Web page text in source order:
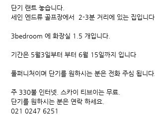
단기 랜트 놓습니다.
세인 엔드류 골프장에서 2-3분 거리에 있는 집입니다.
3bedroom 에 화장실 1.5 개입니다.
기간은 5월3일부터 부터 6월 15일까지 입니다
풀퍼니처이며 단기를 원하시는 분은 전화 주심 됩니다.
주 330불 인터넷. 스카이 티브이는 무료.
단기를 원하시는 분은 연락 하세요.
021 0247 6251